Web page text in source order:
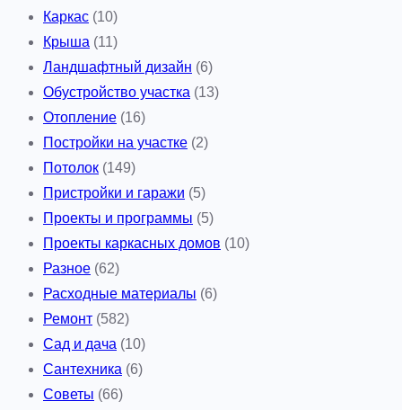
Каркас (10)
Крыша (11)
Ландшафтный дизайн (6)
Обустройство участка (13)
Отопление (16)
Постройки на участке (2)
Потолок (149)
Пристройки и гаражи (5)
Проекты и программы (5)
Проекты каркасных домов (10)
Разное (62)
Расходные материалы (6)
Ремонт (582)
Сад и дача (10)
Сантехника (6)
Советы (66)